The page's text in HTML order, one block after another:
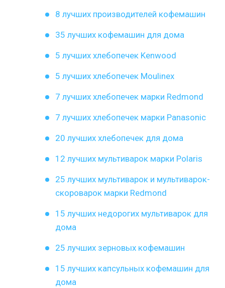
8 лучших производителей кофемашин
35 лучших кофемашин для дома
5 лучших хлебопечек Kenwood
5 лучших хлебопечек Moulinex
7 лучших хлебопечек марки Redmond
7 лучших хлебопечек марки Panasonic
20 лучших хлебопечек для дома
12 лучших мультиварок марки Polaris
25 лучших мультиварок и мультиварок-
скороварок марки Redmond
15 лучших недорогих мультиварок для
дома
25 лучших зерновых кофемашин
15 лучших капсульных кофемашин для
дома